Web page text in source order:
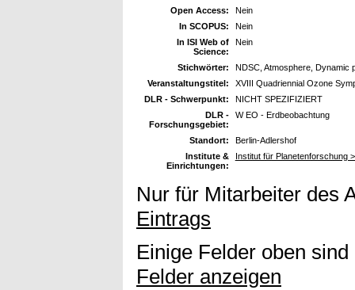
Open Access:
Nein
In SCOPUS:
Nein
In ISI Web of
Science:
Nein
Stichwörter:
NDSC, Atmosphere, Dynamic
Veranstaltungstitel:
XVIII Quadriennial Ozone
DLR - Schwerpunkt:
NICHT SPEZIFIZIERT
DLR -
Forschungsgebiet:
W EO - Erdbeobachtung
Standort:
Berlin-Adlershof
Institute &
Einrichtungen:
Institut für Planetenforschung
Nur für Mitarbeiter des
Eintrags
Einige Felder oben
Felder anzeigen